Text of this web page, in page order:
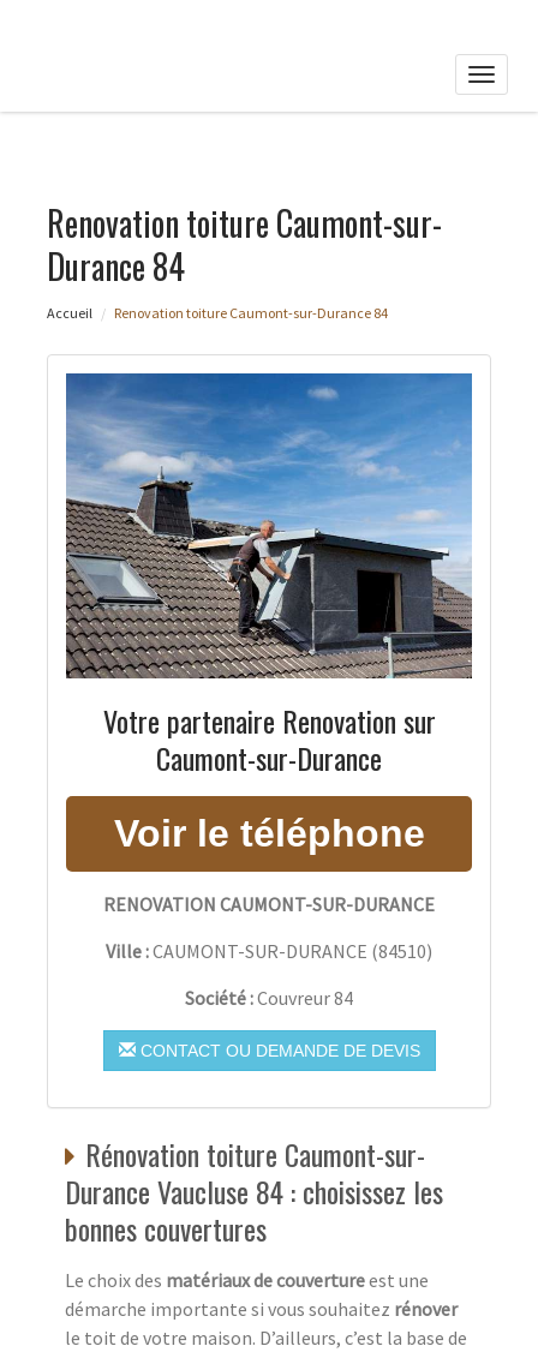
Toggle
Renovation toiture Caumont-sur-
Durance 84
Accueil Renovation toiture Caumont-sur-Durance 84
Votre partenaire Renovation sur
Caumont-sur-Durance
RENOVATION CAUMONT-SUR-DURANCE
Ville :CAUMONT-SUR-DURANCE (84510)
Société :Couvreur 84
CONTACT OU DEMANDE DE DEVIS
Rénovation toiture Caumont-sur-
Durance Vaucluse 84 : choisissez les
bonnes couvertures
Le choix des matériaux de couvertureest une
démarche importante si vous souhaitez rénover
le toit de votre maison. D’ailleurs, c’est la base de